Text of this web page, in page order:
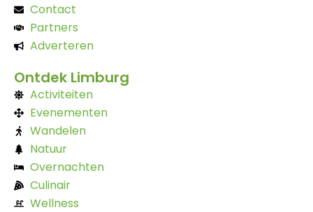
Contact
Partners
Adverteren
Ontdek Limburg
Activiteiten
Evenementen
Wandelen
Natuur
Overnachten
Culinair
Wellness